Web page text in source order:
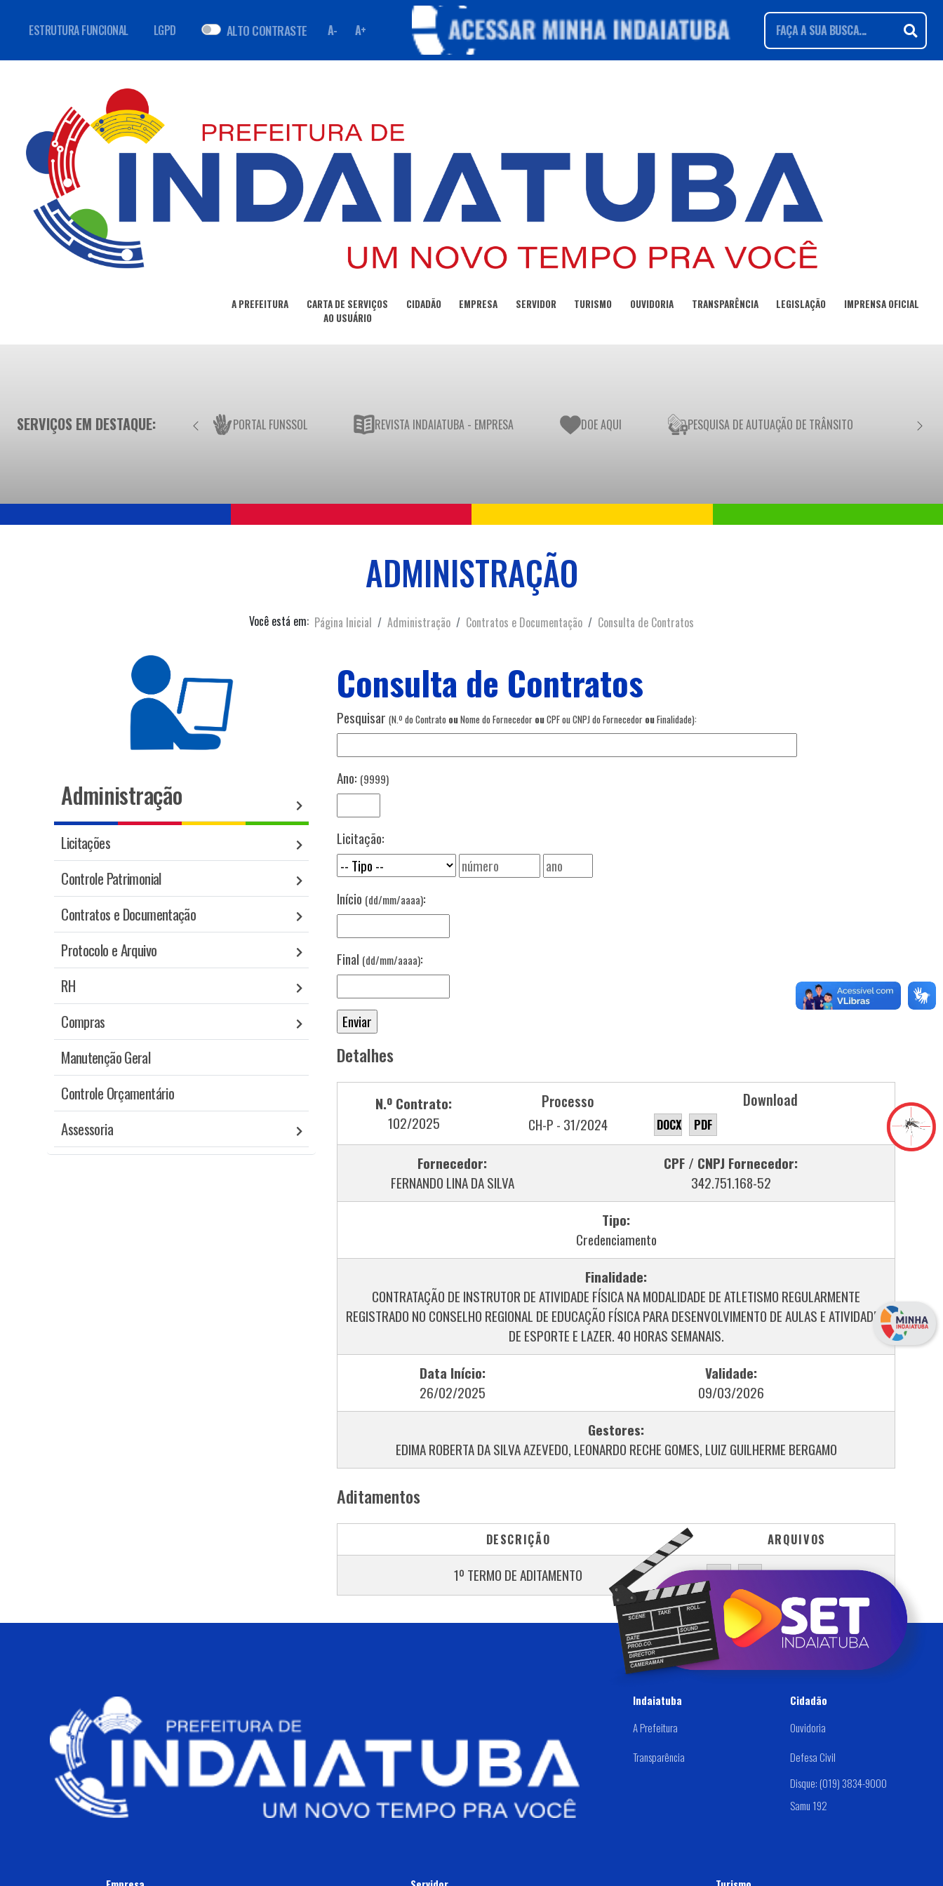
ESTRUTURA FUNCIONAL LGPD ALTO CONTRASTE A- A+
A PREFEITURA
CARTA DE SERVIÇOS
AO USUÁRIO
CIDADÃO EMPRESA SERVIDOR TURISMO OUVIDORIA TRANSPARÊNCIA LEGISLAÇÃO IMPRENSA OFICIAL
SERVIÇOS EM DESTAQUE: PORTAL FUNSSOL REVISTA INDAIATUBA - EMPRESA DOE AQUI PESQUISA DE AUTUAÇÃO DE TRÂNSITO
ADMINISTRAÇÃO
Você está em: Página Inicial Administração Contratos e Documentação Consulta de Contratos
Administração
Licitações
Controle Patrimonial
Contratos e Documentação
Protocolo e Arquivo
RH
Compras
Manutenção Geral
Controle Orçamentário
Assessoria
Consulta de Contratos
Pesquisar (N.º do Contrato ouNome do Fornecedor ouCPF ou CNPJ do Fornecedor ouFinalidade):
Ano: (9999)
Licitação:
Início (dd/mm/aaaa):
Final (dd/mm/aaaa):
Detalhes
N.º Contrato:
102/2025
Processo
CH-P - 31/2024
Download
DOCX PDF
Fornecedor:
FERNANDO LINA DA SILVA
CPF / CNPJ Fornecedor:
342.751.168-52
Tipo:
Credenciamento
Finalidade:
CONTRATAÇÃO DE INSTRUTOR DE ATIVIDADE FÍSICA NA MODALIDADE DE ATLETISMO REGULARMENTE
REGISTRADO NO CONSELHO REGIONAL DE EDUCAÇÃO FÍSICA PARA DESENVOLVIMENTO DE AULAS E ATIVIDADES
DE ESPORTE E LAZER. 40 HORAS SEMANAIS.
Data Início:
26/02/2025
Validade:
09/03/2026
Gestores:
EDIMA ROBERTA DA SILVA AZEVEDO, LEONARDO RECHE GOMES, LUIZ GUILHERME BERGAMO
Aditamentos
DESCRIÇÃO ARQUIVOS
1º TERMO DE ADITAMENTO DOC PDF
Indaiatuba
A Prefeitura
Transparência
Cidadão
Ouvidoria
Defesa Civil
Disque: (019) 3834-9000
Samu 192